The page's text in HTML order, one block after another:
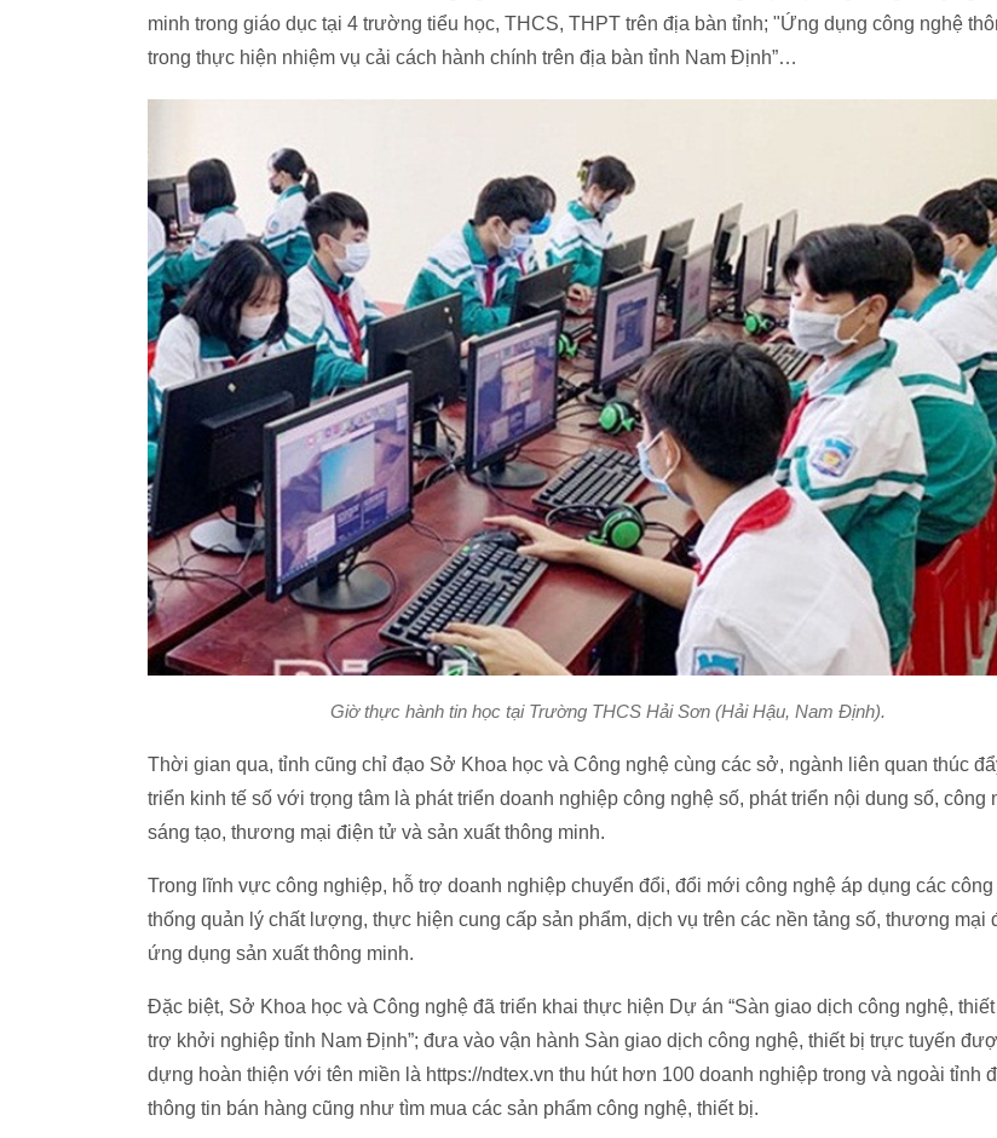
minh trong giáo dục tại 4 trường tiểu học, THCS, THPT trên địa bàn tỉnh; "Ứng dụng công nghệ
trong thực hiện nhiệm vụ cải cách hành chính trên địa bàn tỉnh Nam Định”…
Giờ thực hành tin học tại Trường THCS Hải Sơn (Hải Hậu, Nam Định).
Thời gian qua, tỉnh cũng chỉ đạo Sở Khoa học và Công nghệ cùng các sở, ngành liên quan thúc
triển kinh tế số với trọng tâm là phát triển doanh nghiệp công nghệ số, phát triển nội dung số, công
sáng tạo, thương mại điện tử và sản xuất thông minh.
Trong lĩnh vực công nghiệp, hỗ trợ doanh nghiệp chuyển đổi, đổi mới công nghệ áp dụng các công
thống quản lý chất lượng, thực hiện cung cấp sản phẩm, dịch vụ trên các nền tảng số, thương mại
ứng dụng sản xuất thông minh.
Đặc biệt, Sở Khoa học và Công nghệ đã triển khai thực hiện Dự án “Sàn giao dịch công nghệ,
trợ khởi nghiệp tỉnh Nam Định”; đưa vào vận hành Sàn giao dịch công nghệ, thiết bị trực tuyến
dựng hoàn thiện với tên miền là https://ndtex.vn thu hút hơn 100 doanh nghiệp trong và ngoài tỉnh
thông tin bán hàng cũng như tìm mua các sản phẩm công nghệ, thiết bị.